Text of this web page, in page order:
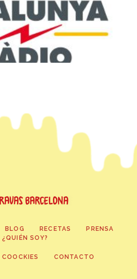
BLOG RECETAS
PRENSA
¿QUIÉN SOY?
CONTACTO